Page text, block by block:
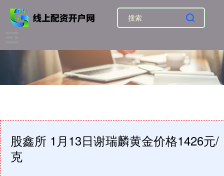
股鑫所 1月13日谢瑞麟黄金价格1426元/
克